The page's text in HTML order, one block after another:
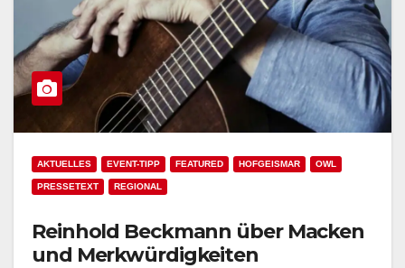
AKTUELLES EVENT-TIPP FEATURED HOFGEISMAR OWL
PRESSETEXT REGIONAL
Reinhold Beckmann über Macken
und Merkwürdigkeiten